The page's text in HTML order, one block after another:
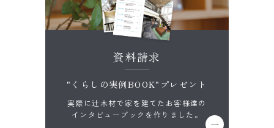
資料請求
"くらしの実例BOOK"プレゼント
実際に辻木材で家を建てたお客様達の
インタビューブックを作りました。